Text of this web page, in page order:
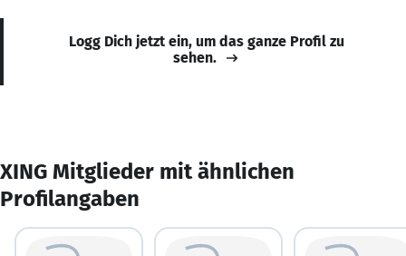
Logg Dich jetzt ein, um das ganze Profil zu
sehen.
XING Mitglieder mit ähnlichen
Profilangaben